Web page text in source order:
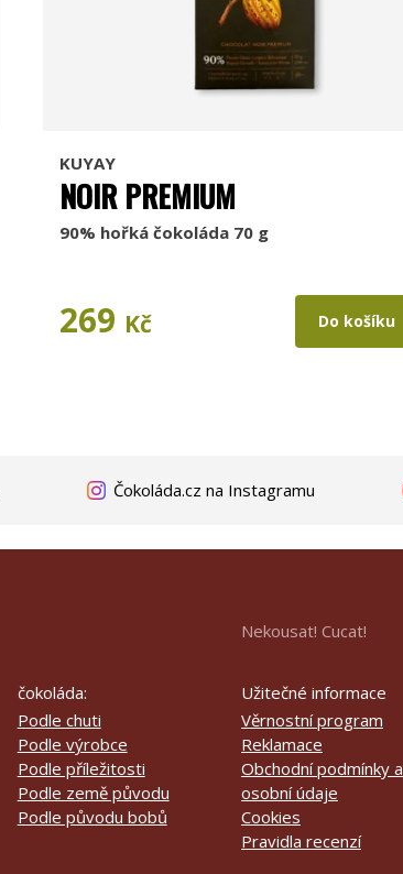
KUYAY
NOIR PREMIUM
90% hořká čokoláda 70 g
269 Kč Do košíku
Čokoláda.cz na Instagramu
čokoláda:
Podle chuti
Podle výrobce
Podle příležitosti
Podle země původu
Podle původu bobů
Nekousat! Cucat!
Užitečné informace
Věrnostní program
Reklamace
Obchodní podmínky a
osobní údaje
Cookies
Pravidla recenzí